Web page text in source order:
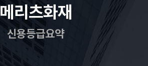
메리츠화재
신용등급요약